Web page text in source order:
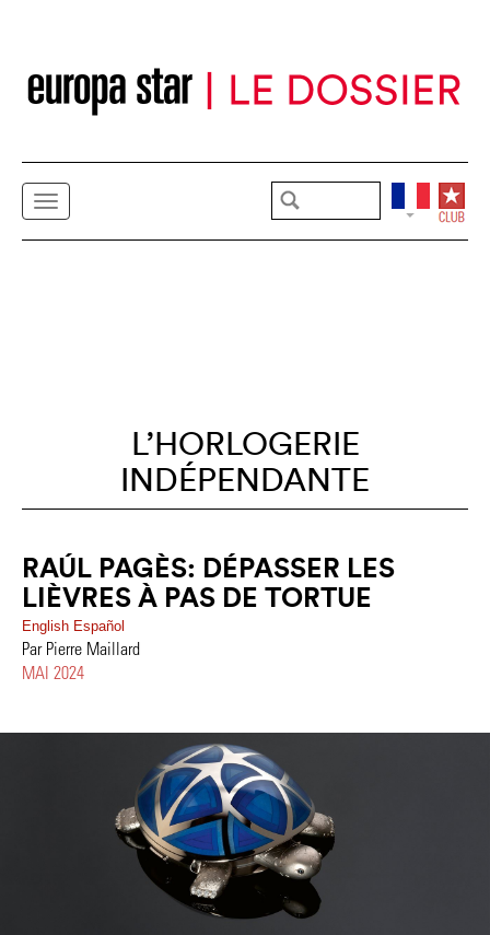
L’HORLOGERIE
INDÉPENDANTE
RAÚL PAGÈS: DÉPASSER LES
LIÈVRES À PAS DE TORTUE
English Español
Par Pierre Maillard
MAI 2024